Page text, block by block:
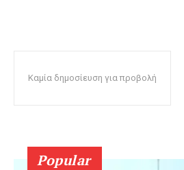
Καμία δημοσίευση για προβολή
Popular